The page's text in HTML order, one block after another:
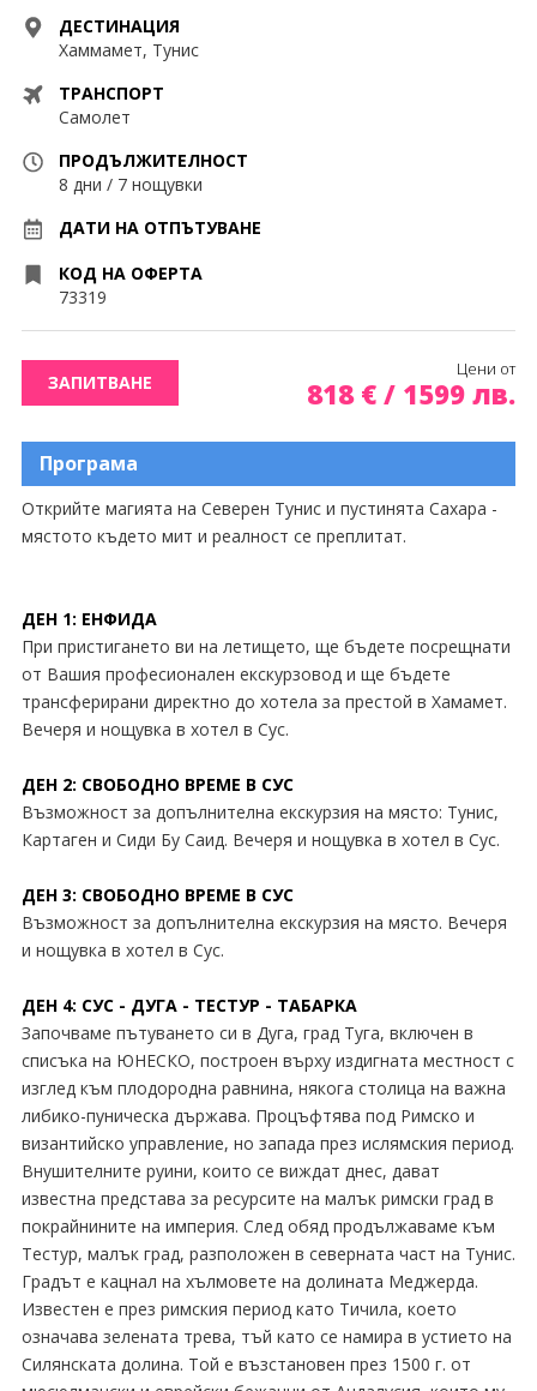
Екскурзии ОАЕ
Екскурзии Португалия
Екскурзии Румъния
Екскурзии Русия
Екскурзии Турция
Екскурзии Хърватия
Екскурзии Чехия
Екскурзии Швейцария
ПОСЛЕДВАЙТЕ НИ
ДЕСТИНАЦИЯ
Хаммамет, Тунис
ТРАНСПОРТ
Самолет
ПРОДЪЛЖИТЕЛНОСТ
8 дни / 7 нощувки
ДАТИ НА ОТПЪТУВАНЕ
КОД НА ОФЕРТА
73319
ЗАПИТВАНЕ
Цени от
818€ / 1599 лв.
Програма
Открийте магията на Северен Тунис и пустинята Сахара -
мястото където мит и реалност се преплитат.
ДЕН 1: ЕНФИДА
При пристигането ви на летището, ще бъдете посрещнати
от Вашия професионален екскурзовод и ще бъдете
трансферирани директно до хотела за престой в Хамамет.
Вечеря и нощувка в хотел в Сус.
ДЕН 2: СВОБОДНО ВРЕМЕ В СУС
Възможност за допълнителна екскурзия на място: Тунис,
Картаген и Сиди Бу Саид. Вечеря и нощувка в хотел в Сус.
ДЕН 3: СВОБОДНО ВРЕМЕ В СУС
Възможност за допълнителна екскурзия на място. Вечеря
и нощувка в хотел в Сус.
ДЕН 4: СУС - ДУГА - ТЕСТУР - ТАБАРКА
Започваме пътуването си в Дуга, град Туга, включен в
списъка на ЮНЕСКО, построен върху издигната местност с
изглед към плодородна равнина, някога столица на важна
либико-пуническа държава. Процъфтява под Римско и
византийско управление, но запада през ислямския период.
Внушителните руини, които се виждат днес, дават
известна представа за ресурсите на малък римски град в
покрайнините на империя. След обяд продължаваме към
Тестур, малък град, разположен в северната част на Тунис.
Градът е кацнал на хълмовете на долината Меджерда.
Известен е през римския период като Тичила, което
означава зелената трева, тъй като се намира в устието на
Силянската долина. Той е възстановен през 1500 г. от